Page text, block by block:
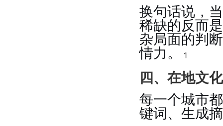
换句话说，
稀缺的反而
杂局面的判
情力。
1
四、在地文
每一个城市
键词、生成